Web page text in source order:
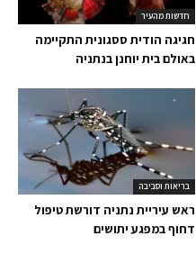
חדשות מהעיר
חגיגה הודית ססגונית התקיימה
באולם בית יוחנן בנתניה
בריאות וסביבה
ראש עיריית נתניה דורשת טיפול
דחוף במפגע יתושים